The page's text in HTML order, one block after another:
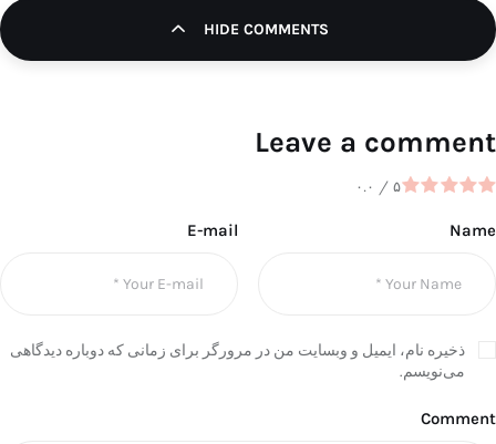
HIDE COMMENTS
Leave a comment
۰.۰ / ۵
Name
E-mail
ذخیره نام، ایمیل و وبسایت من در مرورگر برای زمانی که دوباره دیدگاهی
می‌نویسم.
Comment